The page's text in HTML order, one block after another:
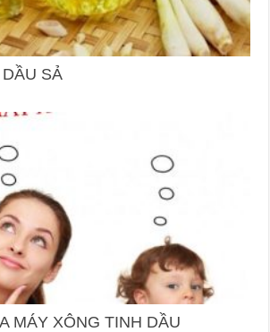
SẢ
MÁY XÔNG TINH DẦU